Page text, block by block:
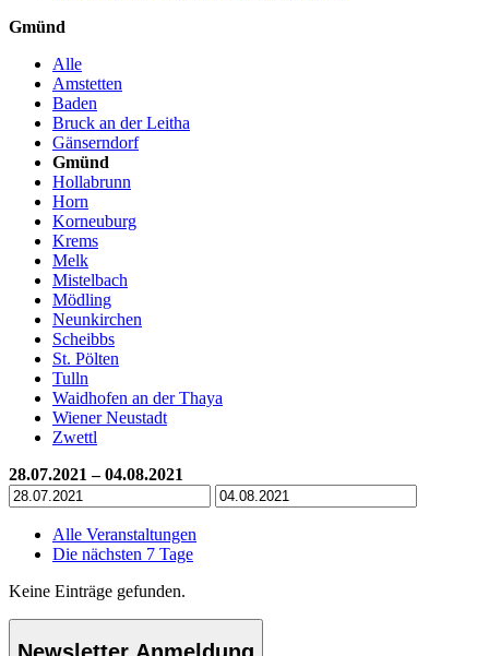
Gmünd
Alle
Amstetten
Baden
Bruck an der Leitha
Gänserndorf
Gmünd
Hollabrunn
Horn
Korneuburg
Krems
Melk
Mistelbach
Mödling
Neunkirchen
Scheibbs
St. Pölten
Tulln
Waidhofen an der Thaya
Wiener Neustadt
Zwettl
28.07.2021 – 04.08.2021
Alle Veranstaltungen
Die nächsten 7 Tage
Keine Einträge gefunden.